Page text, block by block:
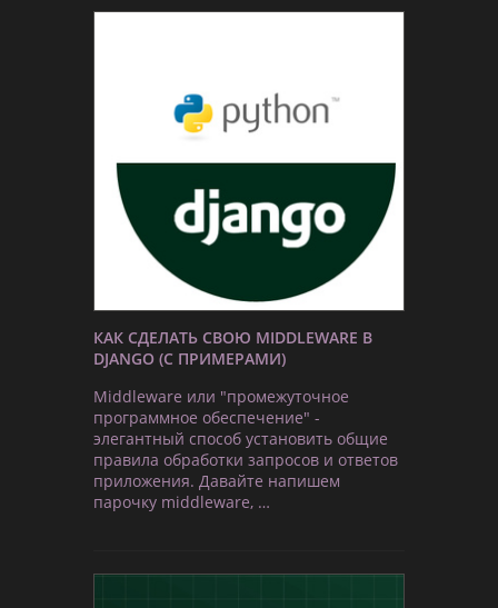
КАК СДЕЛАТЬ СВОЮ MIDDLEWARE В
DJANGO (С ПРИМЕРАМИ)
Middleware или "промежуточное
программное обеспечение" -
элегантный способ установить общие
правила обработки запросов и ответов
приложения. Давайте напишем
парочку middleware, …